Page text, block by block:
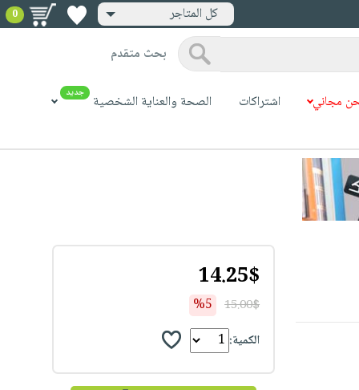
كل المتاجر 0
بحث متقدم
مجاني اشتراكات الصحة والعناية الشخصية جديد
14.25$
15.00$
%5
الكمية: